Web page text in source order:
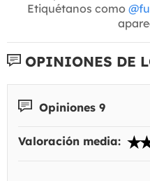
Etiquétanos como
OPINIONES DE
Opiniones 9
Valoración media: